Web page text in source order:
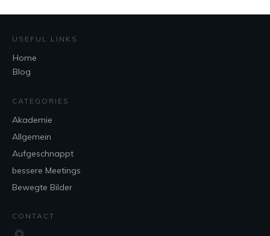
USEFUL LINKS
Home
Blog
CATEGORIES
Akademie
Allgemein
Aufgeschnappt
bessere Meetings
Bewegte Bilder
CONTACT